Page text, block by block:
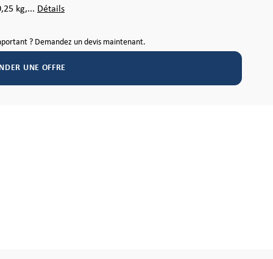
kg,... Détails
? Demandez un devis maintenant.
UNE OFFRE